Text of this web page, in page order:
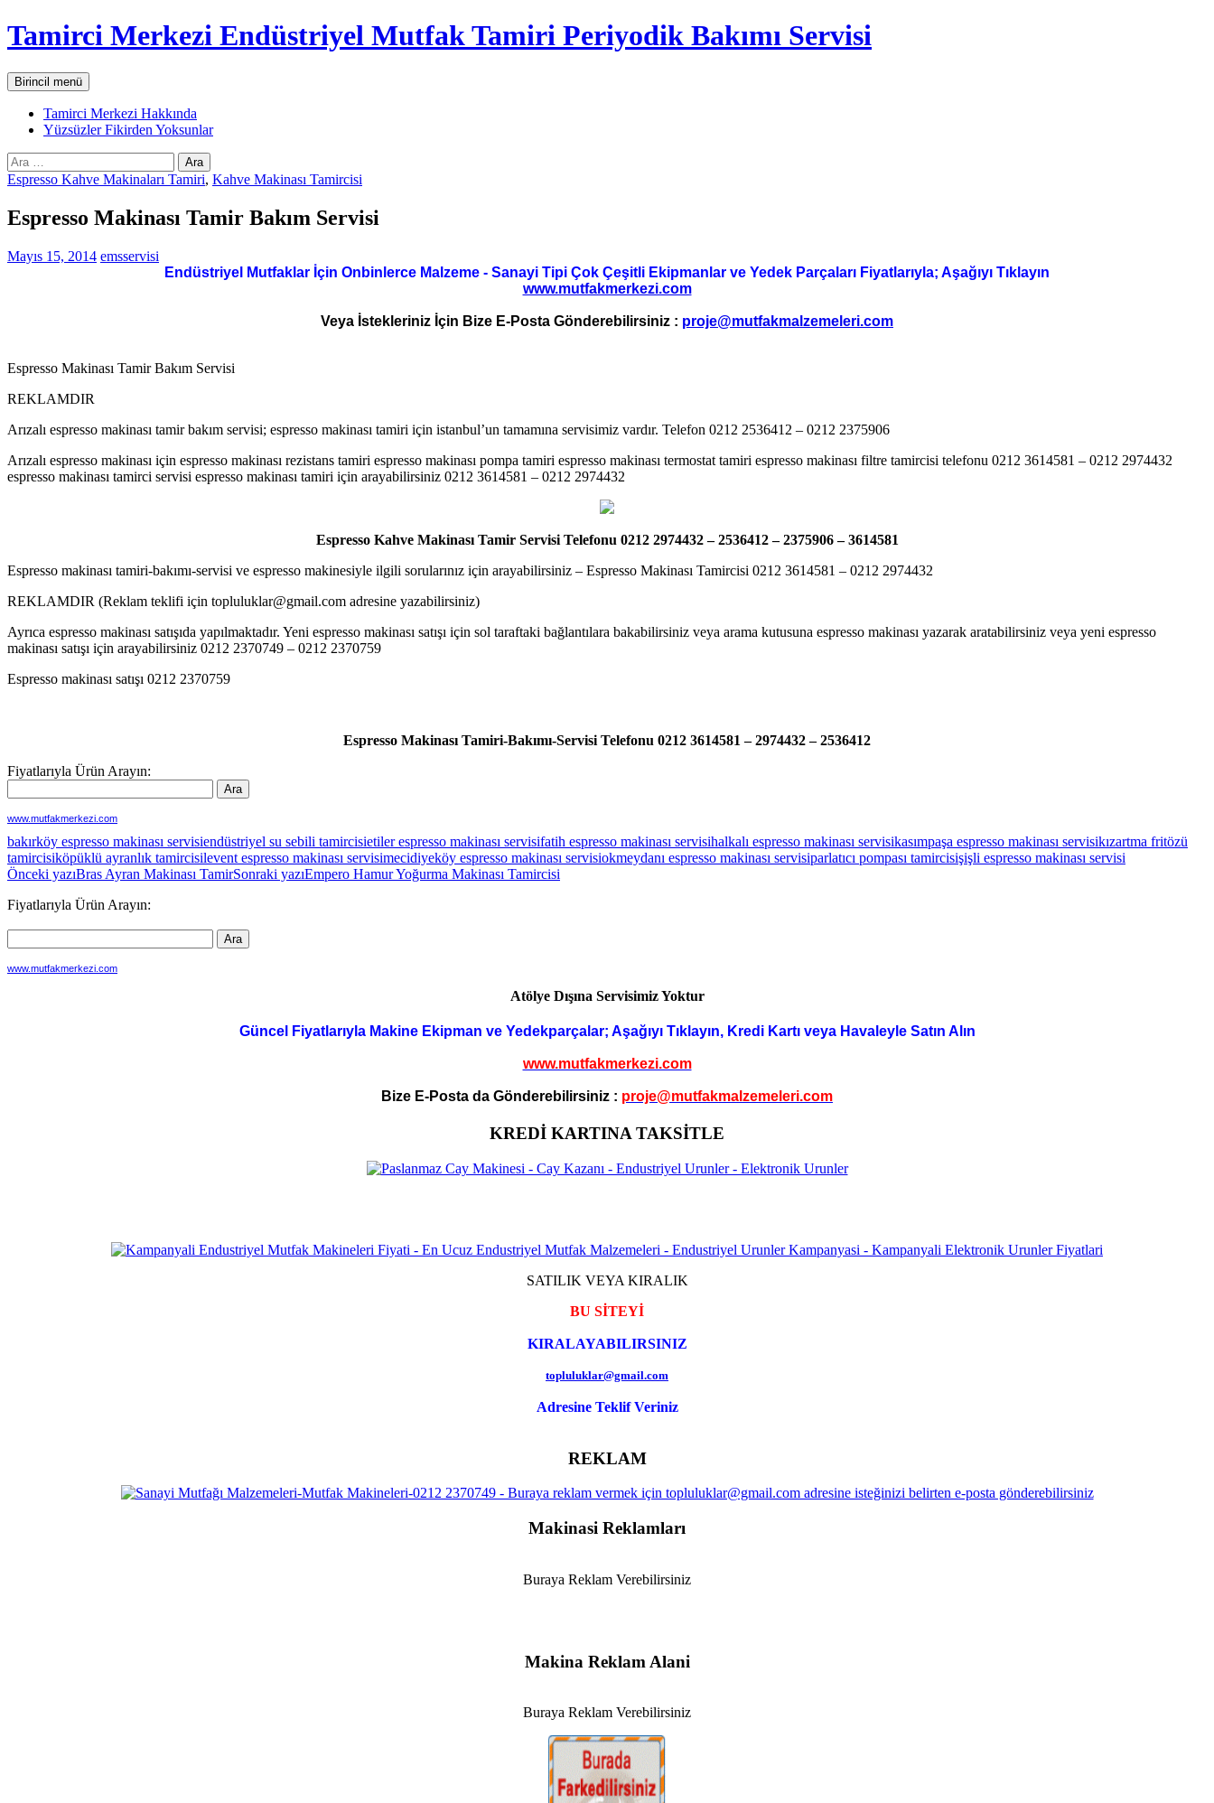
İçeriğe
atla
Tamirci Merkezi Endüstriyel Mutfak Tamiri Periyodik Bakımı Servisi
AraBirincil menü
Tamirci Merkezi Hakkında
Yüzsüzler Fikirden Yoksunlar
Arama:
Espresso Kahve Makinaları Tamiri, Kahve Makinası Tamircisi
Espresso Makinası Tamir Bakım Servisi
Mayıs 15, 2014 emsservisi
Endüstriyel Mutfaklar İçin Onbinlerce Malzeme - Sanayi Tipi Çok Çeşitli Ekipmanlar ve Yedek Parçaları Fiyatlarıyla; Aşağıyı Tıklayın
www.mutfakmerkezi.com
Veya İstekleriniz İçin Bize E-Posta Gönderebilirsiniz : proje@mutfakmalzemeleri.com
Espresso Makinası Tamir Bakım Servisi
REKLAMDIR
Arızalı espresso makinası tamir bakım servisi; espresso makinası tamiri için istanbul’un tamamına servisimiz vardır. Telefon 0212 2536412 – 0212 2375906
Arızalı espresso makinası için espresso makinası rezistans tamiri espresso makinası pompa tamiri espresso makinası termostat tamiri espresso makinası filtre tamircisi telefonu 0212 3614581 – 0212 2974432
espresso makinası tamirci servisi espresso makinası tamiri için arayabilirsiniz 0212 3614581 – 0212 2974432
Espresso Kahve Makinası Tamir Servisi Telefonu 0212 2974432 – 2536412 – 2375906 – 3614581
Espresso makinası tamiri-bakımı-servisi ve espresso makinesiyle ilgili sorularınız için arayabilirsiniz – Espresso Makinası Tamircisi 0212 3614581 – 0212 2974432
REKLAMDIR (Reklam teklifi için topluluklar@gmail.com adresine yazabilirsiniz)
Ayrıca espresso makinası satışıda yapılmaktadır. Yeni espresso makinası satışı için sol taraftaki bağlantılara bakabilirsiniz veya arama kutusuna espresso makinası yazarak aratabilirsiniz veya yeni espresso
makinası satışı için arayabilirsiniz 0212 2370749 – 0212 2370759
Espresso makinası satışı 0212 2370759
Espresso Makinası Tamiri-Bakımı-Servisi Telefonu 0212 3614581 – 2974432 – 2536412
Fiyatlarıyla Ürün Arayın:
www.mutfakmerkezi.com
bakırköy espresso makinası servisiendüstriyel su sebili tamircisietiler espresso makinası servisifatih espresso makinası servisihalkalı espresso makinası servisikasımpaşa espresso makinası servisikızartma fritözü
tamircisiköpüklü ayranlık tamircisilevent espresso makinası servisimecidiyeköy espresso makinası servisiokmeydanı espresso makinası servisiparlatıcı pompası tamircisişişli espresso makinası servisi
Yazı
dolaşımı
Önceki yazıBras Ayran Makinası TamirSonraki yazıEmpero Hamur Yoğurma Makinası Tamircisi
Fiyatlarıyla Ürün Arayın:
www.mutfakmerkezi.com
Atölye Dışına Servisimiz Yoktur
Güncel Fiyatlarıyla Makine Ekipman ve Yedekparçalar; Aşağıyı Tıklayın, Kredi Kartı veya Havaleyle Satın Alın
www.mutfakmerkezi.com
Bize E-Posta da Gönderebilirsiniz : proje@mutfakmalzemeleri.com
KREDİ KARTINA TAKSİTLE
SATILIK VEYA KIRALIK
BU SİTEYİ
KIRALAYABILIRSINIZ
topluluklar@gmail.com
Adresine Teklif Veriniz
REKLAM
Makinasi Reklamları
Buraya Reklam Verebilirsiniz
Makina Reklam Alani
Buraya Reklam Verebilirsiniz